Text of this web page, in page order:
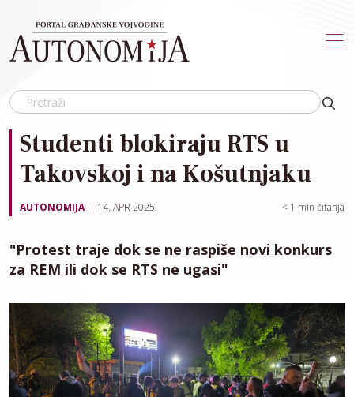
Studenti blokiraju RTS u
Takovskoj i na Košutnjaku
AUTONOMIJA 14. APR 2025. < 1 min čitanja
"Protest traje dok se ne raspiše novi konkurs
za REM ili dok se RTS ne ugasi"